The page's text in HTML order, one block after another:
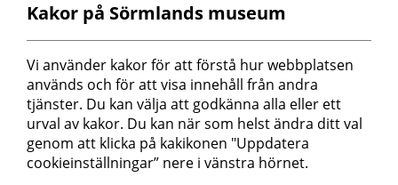
Postadress
Sörmlands museum
Box 314
611 26 Nyköping
Kakor på Sörmlands museum
Vi använder kakor för att förstå hur webbplatsen
används och för att visa innehåll från andra
tjänster. Du kan välja att godkänna alla eller ett
urval av kakor. Du kan när som helst ändra ditt val
genom att klicka på kakikonen "Uppdatera
cookieinställningar” nere i vänstra hörnet.